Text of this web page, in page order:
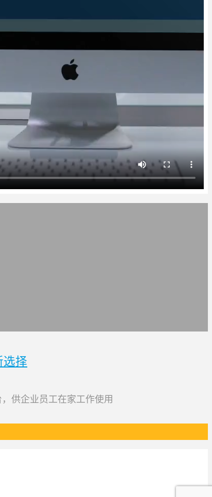
择
供企业员工在家工作使用